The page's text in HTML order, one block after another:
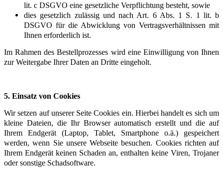
lit. c DSGVO eine gesetzliche Verpflichtung besteht, sowie
dies gesetzlich zulässig und nach Art. 6 Abs. 1 S. 1 lit. b
DSGVO für die Abwicklung von Vertragsverhältnissen mit
Ihnen erforderlich ist.
Im Rahmen des Bestellprozesses wird eine Einwilligung von Ihnen
zur Weitergabe Ihrer Daten an Dritte eingeholt.
5. Einsatz von Cookies
Wir setzen auf unserer Seite Cookies ein. Hierbei handelt es sich um
kleine Dateien, die Ihr Browser automatisch erstellt und die auf
Ihrem Endgerät (Laptop, Tablet, Smartphone o.ä.) gespeichert
werden, wenn Sie unsere Webseite besuchen. Cookies richten auf
Ihrem Endgerät keinen Schaden an, enthalten keine Viren, Trojaner
oder sonstige Schadsoftware.